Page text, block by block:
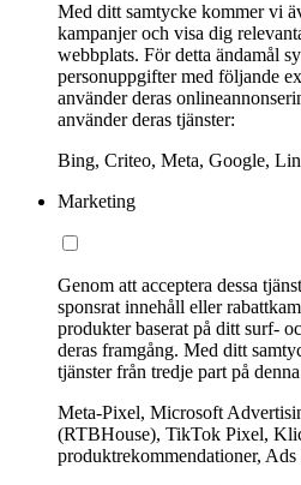
Med ditt samtycke kommer vi
kampanjer och visa dig
webbplats. För detta ändamål
personuppgifter med följande
använder deras
använder deras tjänster:
Bing, Criteo, Meta, Google,
Marketing
Genom att acceptera dessa
sponsrat innehåll eller
produkter baserat på ditt surf-
deras framgång. Med ditt
tjänster från tredje part på
Meta-Pixel, Microsoft
(RTBHouse), TikTok Pixel,
produktrekommendationer,